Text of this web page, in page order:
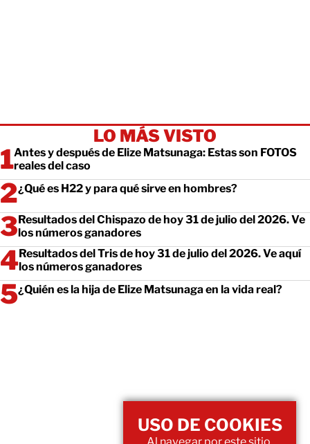
LO MÁS VISTO
Antes y después de Elize Matsunaga: Estas son FOTOS
reales del caso
¿Qué es H22 y para qué sirve en hombres?
Resultados del Chispazo de hoy 31 de julio del 2026. Ve
los números ganadores
Resultados del Tris de hoy 31 de julio del 2026. Ve aquí
los números ganadores
¿Quién es la hija de Elize Matsunaga en la vida real?
USO DE COOKIES